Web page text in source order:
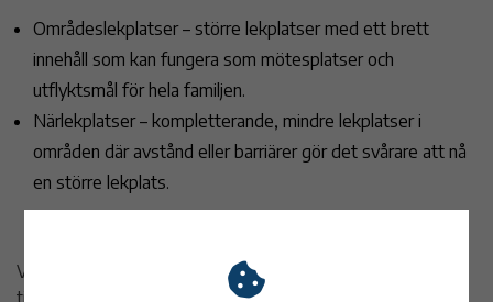
Områdeslekplatser – större lekplatser med ett brett
innehåll som kan fungera som mötesplatser och
utflyktsmål för hela familjen.
Närlekplatser – kompletterande, mindre lekplatser i
områden där avstånd eller barriärer gör det svårare att nå
en större lekplats.
Vid planering och utveckling tas särskild hänsyn till trygghet,
tillgänglighet, naturnära lägen och rimliga avstånd.